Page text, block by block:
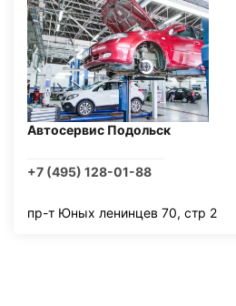
Автосервис Подольск
+7 (495) 128-01-88
пр-т Юных ленинцев 70, стр 2